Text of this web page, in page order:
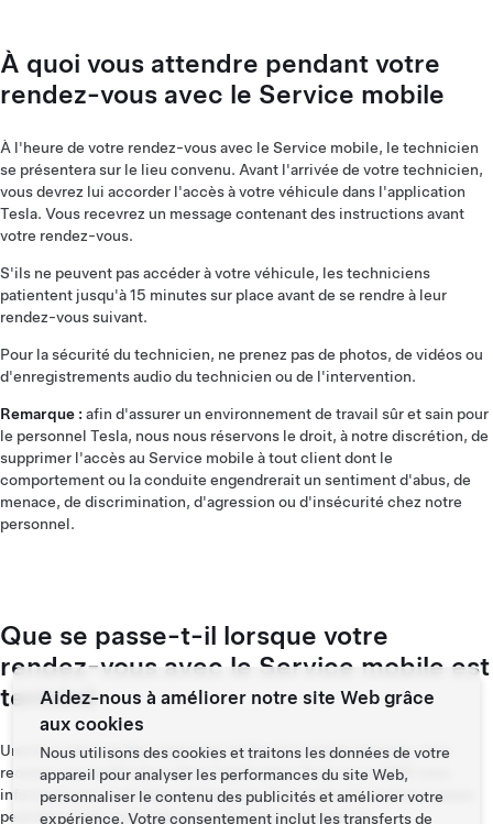
À quoi vous attendre pendant votre
rendez-vous avec le Service mobile
À l'heure de votre rendez-vous avec le Service mobile, le technicien
se présentera sur le lieu convenu. Avant l'arrivée de votre technicien,
vous devrez lui accorder l'accès à votre véhicule dans l'application
Tesla. Vous recevrez un message contenant des instructions avant
votre rendez-vous.
S'ils ne peuvent pas accéder à votre véhicule, les techniciens
patientent jusqu'à 15 minutes sur place avant de se rendre à leur
rendez-vous suivant.
Pour la sécurité du technicien, ne prenez pas de photos, de vidéos ou
d'enregistrements audio du technicien ou de l'intervention.
Remarque : afin d'assurer un environnement de travail sûr et sain pour
le personnel Tesla, nous nous réservons le droit, à notre discrétion, de
supprimer l'accès au Service mobile à tout client dont le
comportement ou la conduite engendrerait un sentiment d'abus, de
menace, de discrimination, d'agression ou d'insécurité chez notre
personnel.
Que se passe-t-il lorsque votre
rendez-vous avec le Service mobile est
terminé
Une fois votre rendez-vous avec le Service mobile terminé, vous
recevez une notification dans l'application Tesla et un SMS vous
informant que l'entretien est terminé. Tout solde d'entretien à payer
peut être réglé via l'application Tesla à ce moment-là.
Aidez-nous à améliorer notre site Web grâce
aux cookies
Nous utilisons des cookies et traitons les données de votre
appareil pour analyser les performances du site Web,
personnaliser le contenu des publicités et améliorer votre
expérience. Votre consentement inclut les transferts de